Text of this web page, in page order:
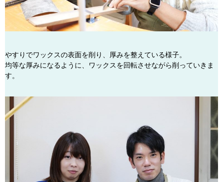
やすりでワックスの表面を削り、厚みを整えている様子。
均等な厚みになるように、ワックスを回転させながら削っていきま
す。